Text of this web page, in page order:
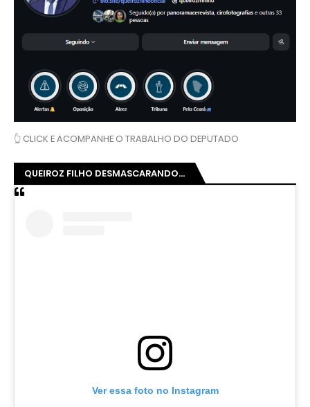
👆 CLICK E ACOMPANHE O TRABALHO DO DEPUTADO
QUEIROZ FILHO DESMASCARANDO...
Ver essa foto no Instagram